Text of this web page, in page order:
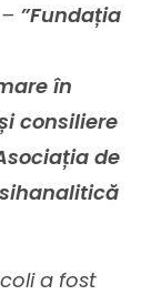
”Fundația
în
consiliere
de
a fost